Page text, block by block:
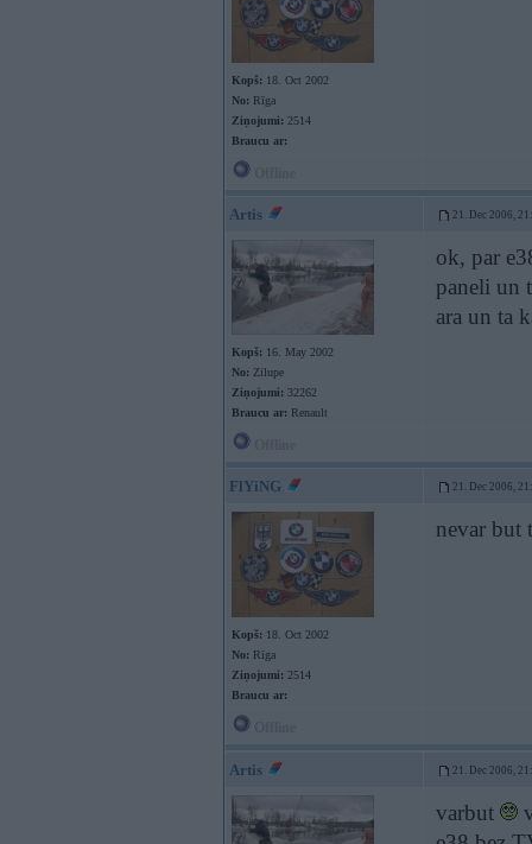
Kopš: 18. Oct 2002
No: Rīga
Ziņojumi: 2514
Braucu ar:
Artis 21. Dec 2006,
Kopš: 16. May 2002
No: Zilupe
Ziņojumi: 32262
Braucu ar: Renault
ok, par
paneli un
ara un ta
FlYiNG 21. Dec 2006,
Kopš: 18. Oct 2002
No: Rīga
Ziņojumi: 2514
Braucu ar:
nevar but
Artis 21. Dec 2006,
varbut